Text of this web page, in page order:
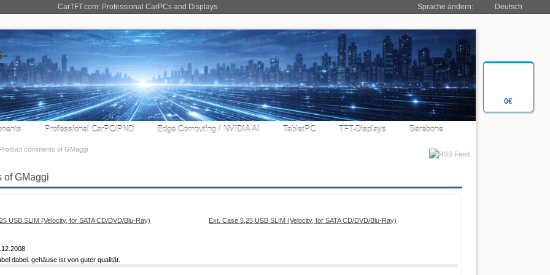
0€
CarTFT.com: Professional CarPCs and Displays Sprache ändern: Deutsch
Professional CarPC/PND Edge Computing / NVIDIA AI TabletPC TFT-Displays Barebone
comments of GMaggi
of GMaggi
Ext. Case 5,25 USB SLIM (Velocity, for SATA CD/DVD/Blu-Ray)
dabei. gehäuse ist von guter qualität.